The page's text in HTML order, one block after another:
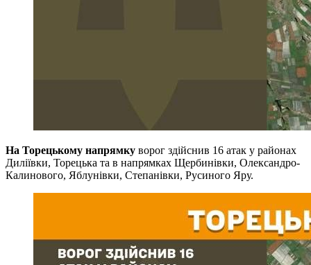
На Торецькому напрямку ворог здійснив 16 атак у районах
Диліївки, Торецька та в напрямках Щербинівки, Олександро-
Калинового, Яблунівки, Степанівки, Русиного Яру.